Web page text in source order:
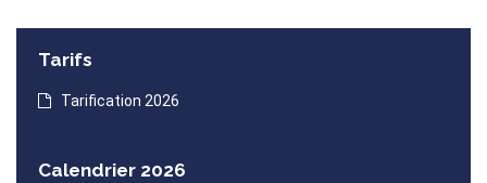
Tarifs
Tarification 2026
Calendrier 2026